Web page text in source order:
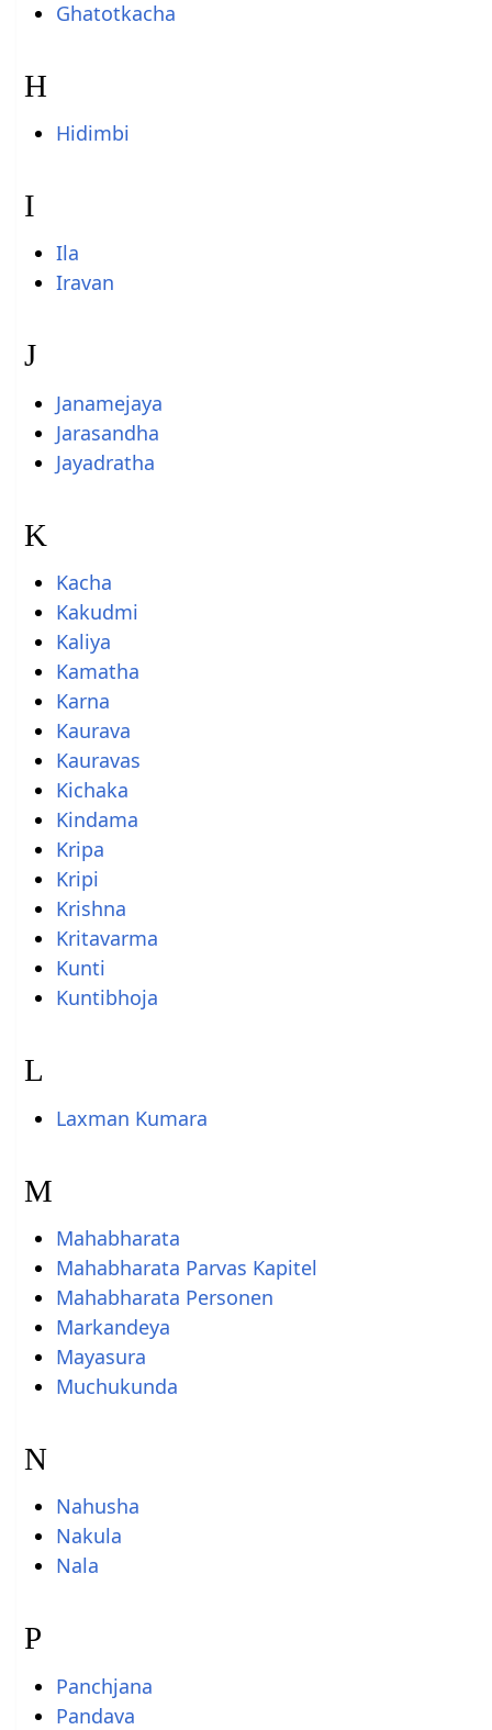
Ghatotkacha
H
Hidimbi
I
Ila
Iravan
J
Janamejaya
Jarasandha
Jayadratha
K
Kacha
Kakudmi
Kaliya
Kamatha
Karna
Kaurava
Kauravas
Kichaka
Kindama
Kripa
Kripi
Krishna
Kritavarma
Kunti
Kuntibhoja
L
Laxman Kumara
M
Mahabharata
Mahabharata Parvas Kapitel
Mahabharata Personen
Markandeya
Mayasura
Muchukunda
N
Nahusha
Nakula
Nala
P
Panchjana
Pandava